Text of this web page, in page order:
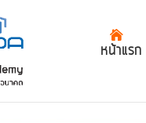
หน้าแรก